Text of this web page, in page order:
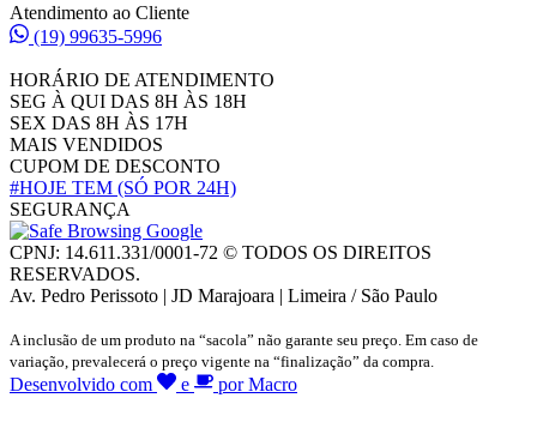
Atendimento ao Cliente
(19) 99635-5996
HORÁRIO DE ATENDIMENTO
SEG À QUI DAS 8H ÀS 18H
SEX DAS 8H ÀS 17H
MAIS VENDIDOS
CUPOM DE DESCONTO
#HOJE TEM (SÓ POR 24H)
SEGURANÇA
CPNJ: 14.611.331/0001-72 © TODOS OS DIREITOS
RESERVADOS.
Av. Pedro Perissoto | JD Marajoara | Limeira / São Paulo
A inclusão de um produto na “sacola” não garante seu preço. Em caso de
variação, prevalecerá o preço vigente na “finalização” da compra.
Desenvolvido com e por Macro